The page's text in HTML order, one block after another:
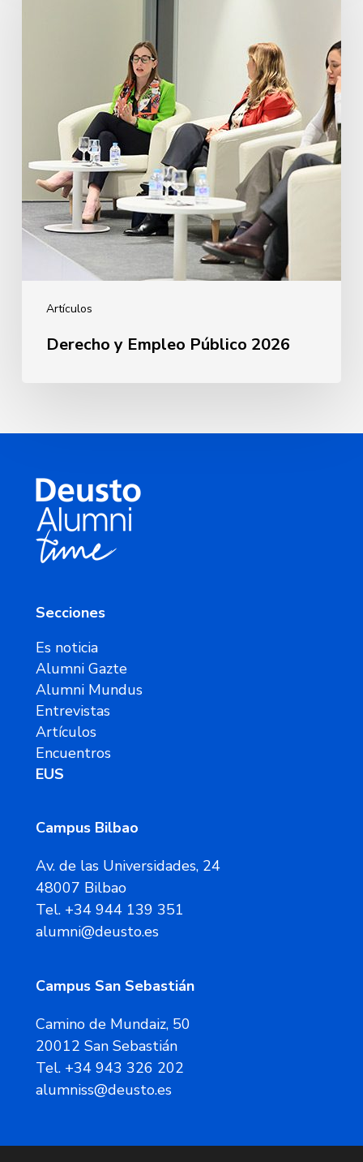
Artículos
Derecho y Empleo Público 2026
Secciones
Es noticia
Alumni Gazte
Alumni Mundus
Entrevistas
Artículos
Encuentros
EUS
Campus Bilbao
Av. de las Universidades, 24
48007 Bilbao
Tel. +34 944 139 351
alumni@deusto.es
Campus San Sebastián
Camino de Mundaiz, 50
20012 San Sebastián
Tel. +34 943 326 202
alumniss@deusto.es